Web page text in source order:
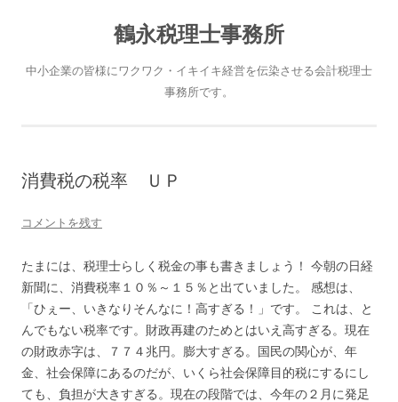
鶴永税理士事務所
中小企業の皆様にワクワク・イキイキ経営を伝染させる会計税理士
事務所です。
消費税の税率 ＵＰ
コメントを残す
たまには、税理士らしく税金の事も書きましょう！ 今朝の日経
新聞に、消費税率１０％～１５％と出ていました。 感想は、
「ひぇー、いきなりそんなに！高すぎる！」です。 これは、と
んでもない税率です。財政再建のためとはいえ高すぎる。現在
の財政赤字は、７７４兆円。膨大すぎる。国民の関心が、年
金、社会保障にあるのだが、いくら社会保障目的税にするにし
ても、負担が大きすぎる。現在の段階では、今年の２月に発足